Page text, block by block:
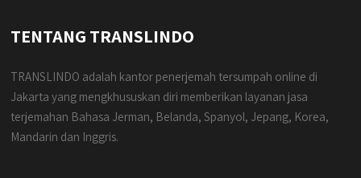
TENTANG TRANSLINDO
TRANSLINDO adalah kantor penerjemah tersumpah online di
Jakarta yang mengkhususkan diri memberikan layanan jasa
terjemahan Bahasa Jerman, Belanda, Spanyol, Jepang, Korea,
Mandarin dan Inggris.